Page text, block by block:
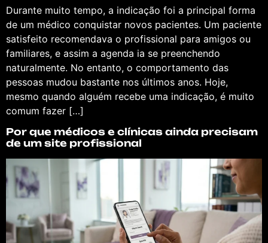
Durante muito tempo, a indicação foi a principal forma
de um médico conquistar novos pacientes. Um paciente
satisfeito recomendava o profissional para amigos ou
familiares, e assim a agenda ia se preenchendo
naturalmente. No entanto, o comportamento das
pessoas mudou bastante nos últimos anos. Hoje,
mesmo quando alguém recebe uma indicação, é muito
comum fazer […]
Por que médicos e clínicas ainda precisam
de um site profissional